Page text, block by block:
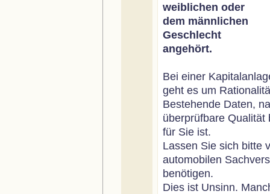
weiblichen oder
dem männlichen
Geschlecht
angehört.
Bei einer
geht es um
Bestehende Daten,
überprüfbare
für Sie ist.
Lassen Sie sich bitte
automobilen
benötigen.
Dies ist Unsinn.